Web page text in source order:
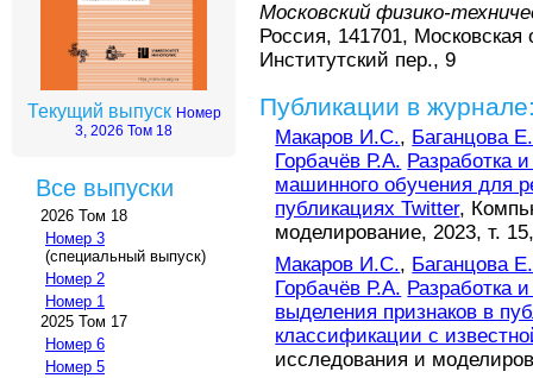
Текущий выпуск Номер
3, 2026 Том 18
Все выпуски
2026 Том 18
Номер 3
(специальный выпуск)
Номер 2
Номер 1
2025 Том 17
Номер 6
Номер 5
Московский физико-
Россия, 141701, Московская
Институтский пер., 9
Публикации в
Макаров И.С., Баганцова
Горбачёв Р.А. Разработка
машинного обучения для
публикациях Twitter,
моделирование, 2023, т.
Макаров И.С., Баганцова
Горбачёв Р.А. Разработка
выделения признаков в
классификации с
исследования и